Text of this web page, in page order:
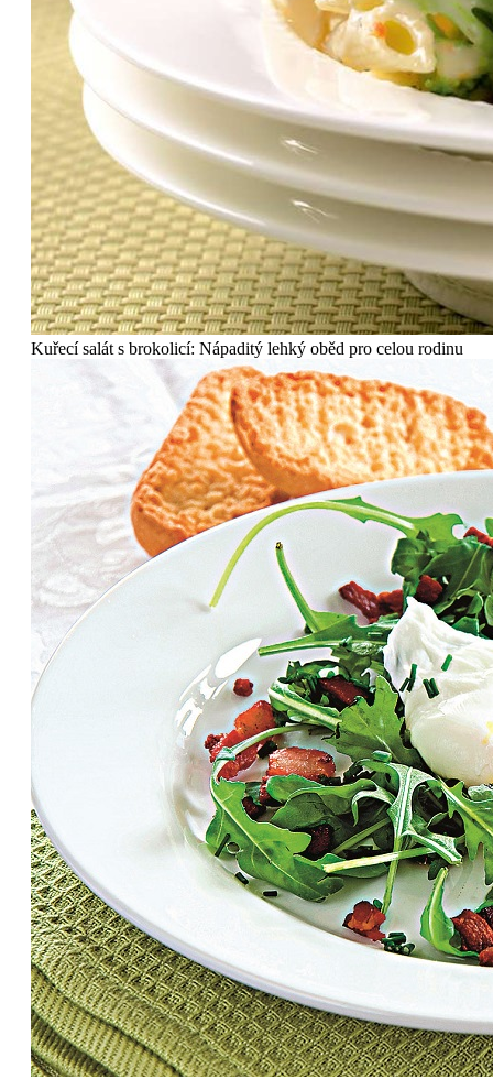
Kuřecí salát s brokolicí: Nápaditý lehký oběd pro celou rodinu